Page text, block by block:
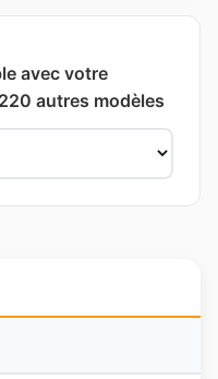
avec votre
autres modèles